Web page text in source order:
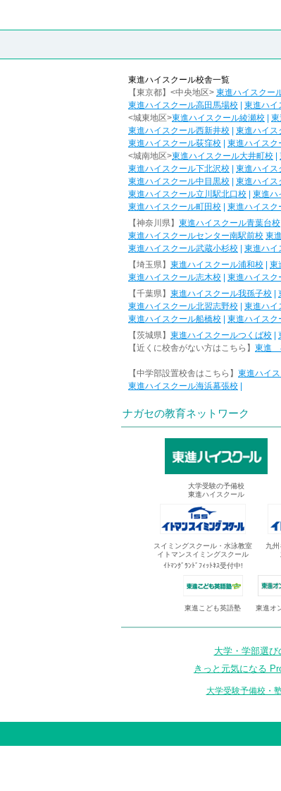
東進ハイスクール校舎一覧
【東京都】<中央地区> 東進ハイスクー
東進ハイスクール高田馬場校
東進ハイ
<城東地区>東進ハイスクール綾瀬校
東進ハイスクール西新井校
東進ハイス
東進ハイスクール荻窪校
東進ハイスク
<城南地区>東進ハイスクール大井町校
東進ハイスクール下北沢校
東進ハイス
東進ハイスクール中目黒校
東進ハイス
東進ハイスクール立川駅北口校
東進ハ
東進ハイスクール町田校
東進ハイスク
【神奈川県】 東進ハイスクール青葉台校
東進ハイスクールセンター南駅前校 東
東進ハイスクール武蔵小杉校
東進ハイ
【埼玉県】 東進ハイスクール浦和校 東
東進ハイスクール志木校
東進ハイスク
【千葉県】 東進ハイスクール我孫子校
東進ハイスクール北習志野校
東進ハイ
東進ハイスクール船橋校
東進ハイスク
【茨城県】 東進ハイスクールつくば校
【近くに校舎がない方はこちら】 東進
【中学部設置校舎はこちら】 東進ハイ
東進ハイスクール海浜幕張校
ナガセの教育ネットワーク
大学受験の予備校
東進ハイスクール
スイミングスクール・水泳教室
イトマンスイミングスクール
ｲﾄﾏﾝｸﾞﾗﾝﾄﾞﾌｨｯﾄﾈｽ受付中!
九
東進こども英語塾 東進オ
大学・学部選
きっと元気になる
大学受験予備校・